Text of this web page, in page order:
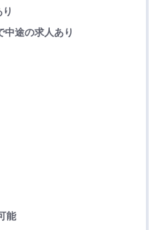
途の求人あり
能